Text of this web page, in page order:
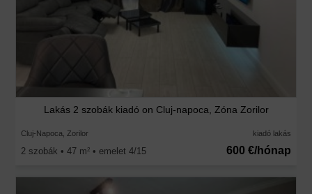
Lakás 2 szobák kiadó on Cluj-napoca, Zóna Zorilor
Cluj-Napoca, Zorilor kiadó lakás
2 szobák • 47 m2 • emelet 4/15 600 €/hónap